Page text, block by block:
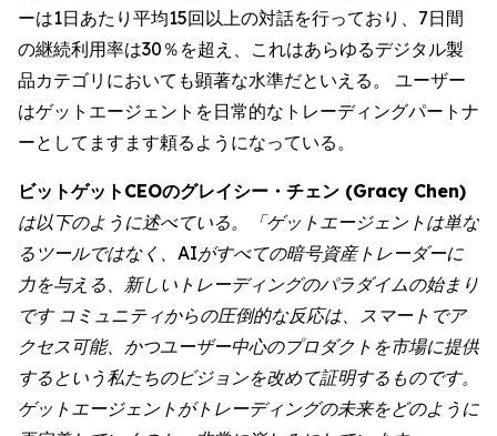
ーは1日あたり平均15回以上の対話を行っており、7日間
の継続利用率は30％を超え、これはあらゆるデジタル製
品カテゴリにおいても顕著な水準だといえる。 ユーザー
はゲットエージェントを日常的なトレーディングパートナ
ーとしてますます頼るようになっている。
ビットゲットCEOのグレイシー・チェン (Gracy Chen)
は以下のように述べている。「ゲットエージェントは単な
るツールではなく、AIがすべての暗号資産トレーダーに
力を与える、新しいトレーディングのパラダイムの始まり
です コミュニティからの圧倒的な反応は、スマートでア
クセス可能、かつユーザー中心のプロダクトを市場に提供
するという私たちのビジョンを改めて証明するものです。
ゲットエージェントがトレーディングの未来をどのように